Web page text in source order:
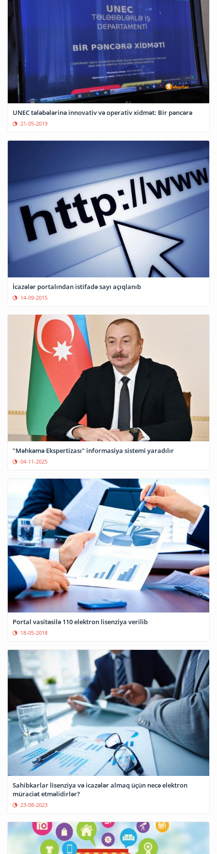
UNEC tələbələrinə innovativ və operativ xidmət: Bir pəncərə
21-05-2019
İcazələr portalından istifadə sayı açıqlanıb
14-09-2015
"Məhkəmə Ekspertizası" informasiya sistemi yaradılır
04-11-2025
Portal vasitəsilə 110 elektron lisenziya verilib
18-05-2018
Sahibkarlar lisenziya və icazələr almaq üçün necə elektron
müraciət etməlidirlər?
23-08-2023